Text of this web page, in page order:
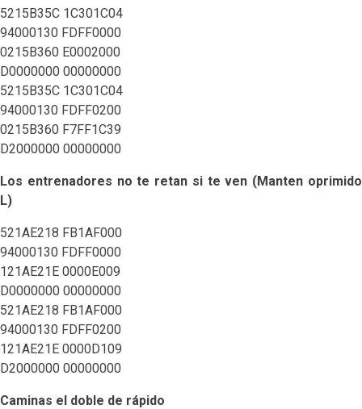
5215B35C 1C301C04
94000130 FDFF0000
0215B360 E0002000
D0000000 00000000
5215B35C 1C301C04
94000130 FDFF0200
0215B360 F7FF1C39
D2000000 00000000
Los entrenadores no te retan si te ven (Manten oprimido
L)
521AE218 FB1AF000
94000130 FDFF0000
121AE21E 0000E009
D0000000 00000000
521AE218 FB1AF000
94000130 FDFF0200
121AE21E 0000D109
D2000000 00000000
Caminas el doble de rápido